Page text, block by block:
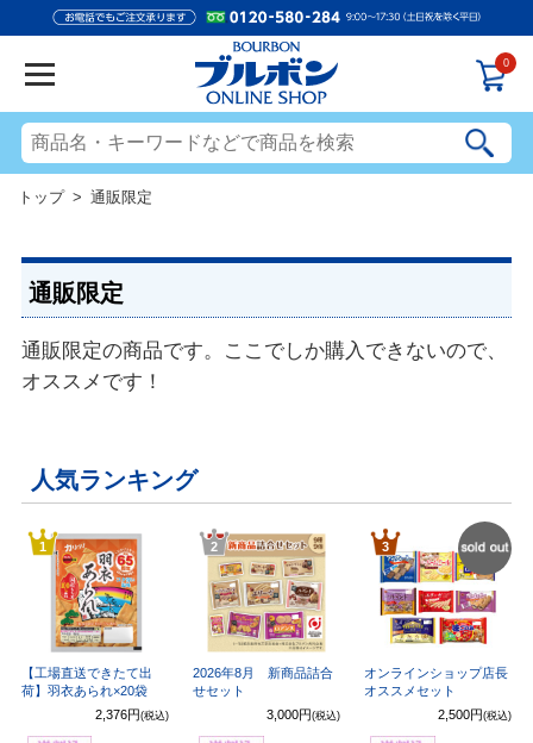
0
トップ> 通販限定
通販限定
通販限定の商品です。ここでしか購入できないので、
オススメです！
人気ランキング
1
【工場直送できたて出
荷】羽衣あられ×20袋
2,376円 (税込)
2
2026年8月 新商品詰合
せセット
3,000円 (税込)
3
OUT
オンラインショップ店長
オススメセット
2,500円(税込)